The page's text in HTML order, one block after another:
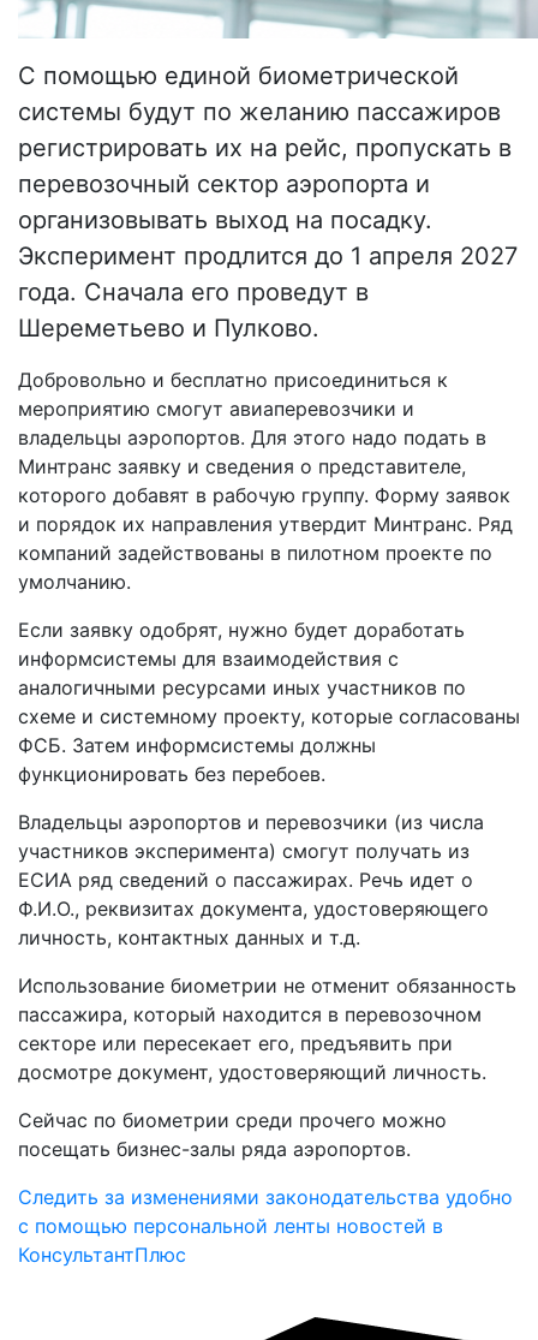
С помощью единой биометрической
системы будут по желанию пассажиров
регистрировать их на рейс, пропускать в
перевозочный сектор аэропорта и
организовывать выход на посадку.
Эксперимент продлится до 1 апреля 2027
года. Сначала его проведут в
Шереметьево и Пулково.
Добровольно и бесплатно присоединиться к
мероприятию смогут авиаперевозчики и
владельцы аэропортов. Для этого надо подать в
Минтранс заявку и сведения о представителе,
которого добавят в рабочую группу. Форму заявок
и порядок их направления утвердит Минтранс. Ряд
компаний задействованы в пилотном проекте по
умолчанию.
Если заявку одобрят, нужно будет доработать
информсистемы для взаимодействия с
аналогичными ресурсами иных участников по
схеме и системному проекту, которые согласованы
ФСБ. Затем информсистемы должны
функционировать без перебоев.
Владельцы аэропортов и перевозчики (из числа
участников эксперимента) смогут получать из
ЕСИА ряд сведений о пассажирах. Речь идет о
Ф.И.О., реквизитах документа, удостоверяющего
личность, контактных данных и т.д.
Использование биометрии не отменит обязанность
пассажира, который находится в перевозочном
секторе или пересекает его, предъявить при
досмотре документ, удостоверяющий личность.
Сейчас по биометрии среди прочего можно
посещать бизнес-залы ряда аэропортов.
Следить за изменениями законодательства удобно
с помощью персональной ленты новостей в
КонсультантПлюс